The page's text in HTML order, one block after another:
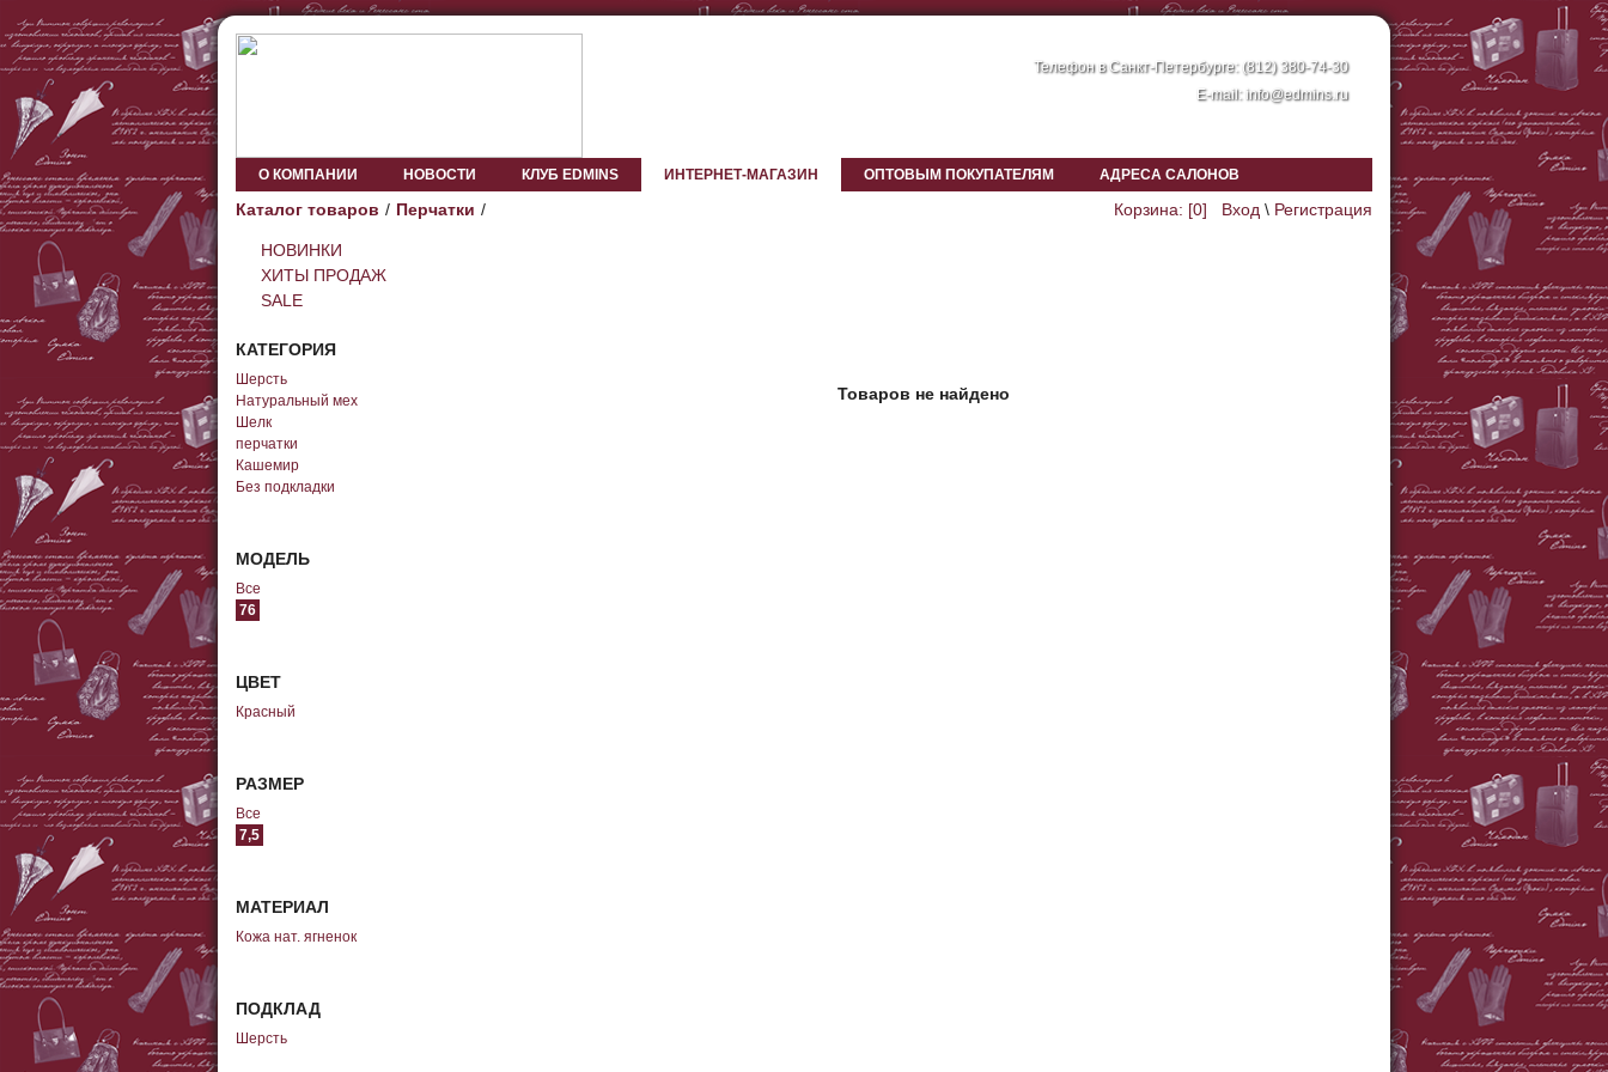
Телефон в Санкт-Петербурге: (812) 380-74-30
E-mail: info@edmins.ru
О КОМПАНИИ НОВОСТИ КЛУБ EDMINS ИНТЕРНЕТ-МАГАЗИН ОПТОВЫМ ПОКУПАТЕЛЯМ АДРЕСА САЛОНОВ
Корзина: [0] Вход \ Регистрация
Каталог товаров Перчатки
НОВИНКИ
ХИТЫ ПРОДАЖ
SALE
КАТЕГОРИЯ
Шерсть
Натуральный мех
Шелк
перчатки
Кашемир
Без подкладки
МОДЕЛЬ
Все
76
ЦВЕТ
Красный
РАЗМЕР
Все
7,5
МАТЕРИАЛ
Кожа нат. ягненок
ПОДКЛАД
Шерсть
Товаров не найдено